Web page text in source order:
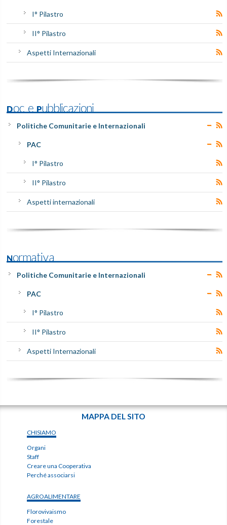
I° Pilastro
II° Pilastro
Aspetti Internazionali
Doc e Pubblicazioni
Politiche Comunitarie e Internazionali
PAC
I° Pilastro
II° Pilastro
Aspetti internazionali
Normativa
Politiche Comunitarie e Internazionali
PAC
I° Pilastro
II° Pilastro
Aspetti Internazionali
MAPPA DEL SITO
CHISIAMO
Organi
Staff
Creare una Cooperativa
Perché associarsi
AGROALIMENTARE
Florovivaismo
Forestale